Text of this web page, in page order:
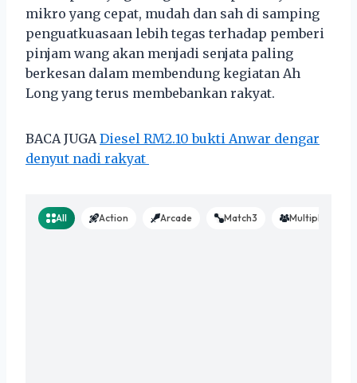
mikro yang cepat, mudah dan sah di samping
penguatkuasaan lebih tegas terhadap pemberi
pinjam wang akan menjadi senjata paling
berkesan dalam membendung kegiatan Ah
Long yang terus membebankan rakyat.
BACA JUGA Diesel RM2.10 bukti Anwar dengar
denyut nadi rakyat